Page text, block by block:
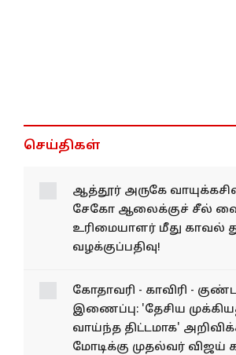
செய்திகள்
ஆத்தூர் அருகே
சேகோ ஆலைக்குச் சீல்
உரிமையாளர் மீது காவல்
வழக்குப்பதிவு!
கோதாவரி - காவிரி -
இணைப்பு: 'தேசிய
வாய்ந்த திட்டமாக'
மோடிக்கு முதல்வர் விஜய்